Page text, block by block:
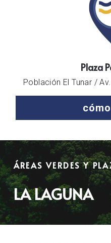
Plaza
Población El Tunar /
ÁREAS VERDES Y
LA LAGUNA